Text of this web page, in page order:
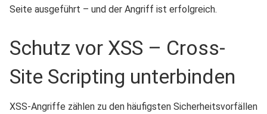
Seite ausgeführt – und der Angriff ist erfolgreich.
Schutz vor XSS – Cross-
Site Scripting unterbinden
XSS-Angriffe zählen zu den häufigsten Sicherheitsvorfällen